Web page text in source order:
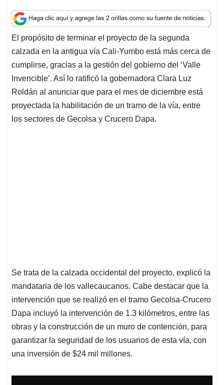
a
t
s
A
p
p
c
e
b
o
o
k
n
k
e
d
I
n
a
i
l
r
e
a
d
s
El propósito de terminar el proyecto de la segunda
calzada en la antigua vía Cali-Yumbo está más cerca de
cumplirse, gracias a la gestión del gobierno del ‘Valle
Invencible’. Así lo ratificó la gobernadora Clara Luz
Roldán al anunciar que para el mes de diciembre está
proyectada la habilitación de un tramo de la vía, entre
los sectores de Gecolsa y Crucero Dapa.
Se trata de la calzada occidental del proyecto, explicó la
mandataria de los vallecaucanos. Cabe destacar que la
intervención que se realizó en el tramo Gecolsa-Crucero
Dapa incluyó la intervención de 1.3 kilómetros, entre las
obras y la construcción de un muro de contención, para
garantizar la seguridad de los usuarios de esta vía, con
una inversión de $24 mil millones.